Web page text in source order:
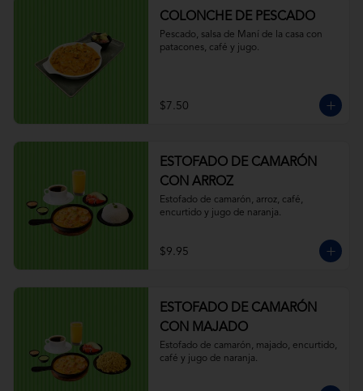
COLONCHE DE PESCADO
Pescado, salsa de Maní de la casa con
patacones, café y jugo.
$7.50
ESTOFADO DE CAMARÓN
CON ARROZ
Estofado de camarón, arroz, café,
encurtido y jugo de naranja.
$9.95
ESTOFADO DE CAMARÓN
CON MAJADO
Estofado de camarón, majado, encurtido,
café y jugo de naranja.